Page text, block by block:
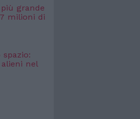
più grande
milioni di
nel